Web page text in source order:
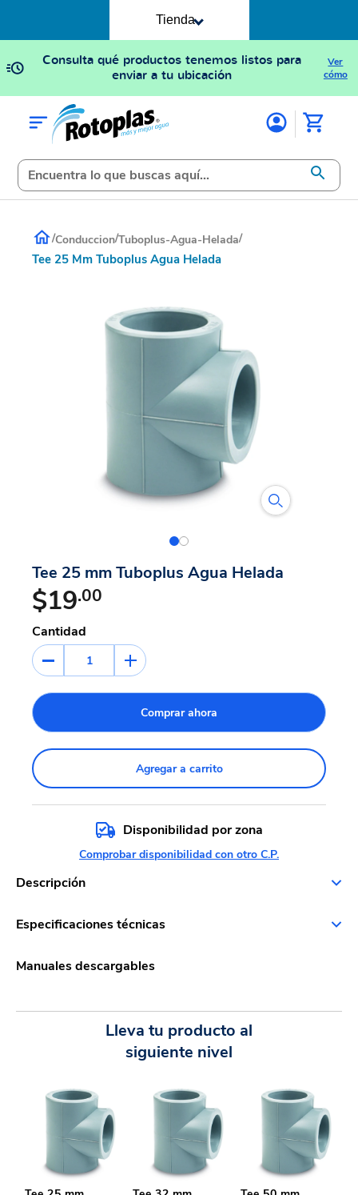
Tienda
Consulta qué productos tenemos listos para
enviar a tu ubicación
Ver
cómo
/Conduccion/Tuboplus-Agua-Helada/
Tee 25 Mm Tuboplus Agua Helada
Tee 25 mm Tuboplus Agua Helada
$19.00
Cantidad
1
Comprar ahora
Agregar a carrito
Disponibilidad por zona
Comprobar disponibilidad con otro C.P.
Descripción
Especificaciones técnicas
Manuales descargables
Lleva tu producto al
siguiente nivel